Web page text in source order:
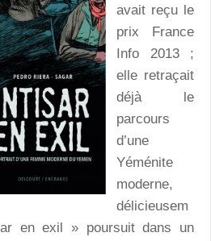
avait reçu le
prix France
Info 2013 ;
elle retraçait
déjà le
parcours
d’une
Yéménite
moderne,
délicieusem
en exil » poursuit dans un